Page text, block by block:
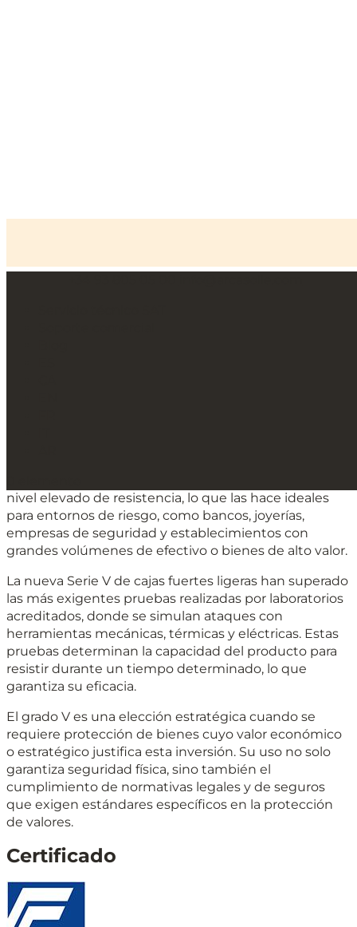
nivel elevado de resistencia, lo que las hace ideales
para entornos de riesgo, como bancos, joyerías,
empresas de seguridad y establecimientos con
grandes volúmenes de efectivo o bienes de alto valor.
La nueva Serie V de cajas fuertes ligeras han superado
las más exigentes pruebas realizadas por laboratorios
acreditados, donde se simulan ataques con
herramientas mecánicas, térmicas y eléctricas. Estas
pruebas determinan la capacidad del producto para
resistir durante un tiempo determinado, lo que
garantiza su eficacia.
El grado V es una elección estratégica cuando se
requiere protección de bienes cuyo valor económico
o estratégico justifica esta inversión. Su uso no solo
garantiza seguridad física, sino también el
cumplimiento de normativas legales y de seguros
que exigen estándares específicos en la protección
de valores.
Certificado